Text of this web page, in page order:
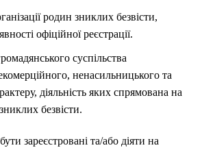
родин зниклих безвісти,
офіційної реєстрації.
суспільства
ненасильницького та
діяльність яких спрямована на
безвісти.
зареєстровані та/або діяти на